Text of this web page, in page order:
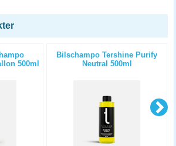
500ml
Bilschampo Tershine Purify
Neutral 500ml